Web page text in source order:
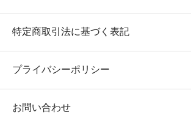
特定商取引法に基づく表記
プライバシーポリシー
お問い合わせ